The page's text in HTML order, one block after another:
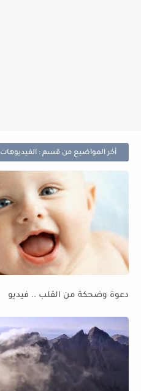
أخر المواضيع من قسم : الفيديوهات
دعوة وضحكة من القلب .. فيديو